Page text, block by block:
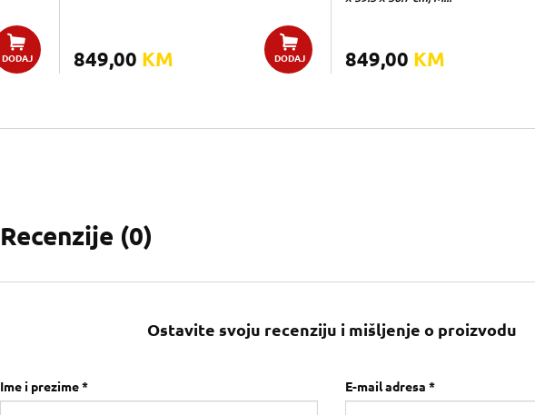
DODAJ 849,00 KM DODAJ 849,00 KM
Recenzije (0)
Ostavite svoju recenziju i mišljenje o proizvodu
Ime i prezime * E-mail adresa *